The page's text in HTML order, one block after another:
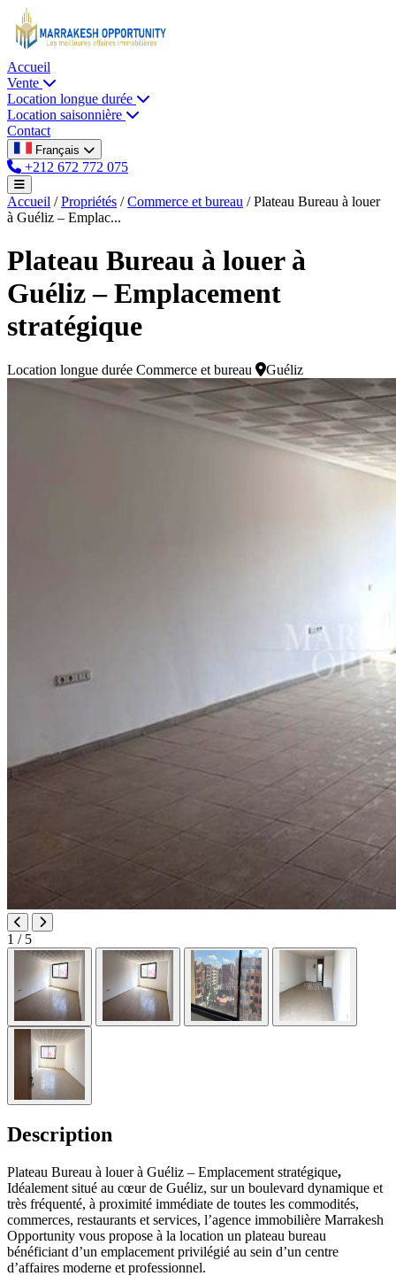
Accueil
Vente
Location longue durée
Location saisonnière
Contact
Français
+212 672 772 075
Accueil / Propriétés / Commerce et bureau / Plateau Bureau à louer
à Guéliz – Emplac...
Plateau Bureau à louer à
Guéliz – Emplacement
stratégique
Location longue durée Commerce et bureau Guéliz
1 / 5
Description
Plateau Bureau à louer à Guéliz – Emplacement stratégique,
Idéalement situé au cœur de Guéliz, sur un boulevard dynamique et
très fréquenté, à proximité immédiate de toutes les commodités,
commerces, restaurants et services, l’agence immobilière Marrakesh
Opportunity vous propose à la location un plateau bureau
bénéficiant d’un emplacement privilégié au sein d’un centre
d’affaires moderne et professionnel.